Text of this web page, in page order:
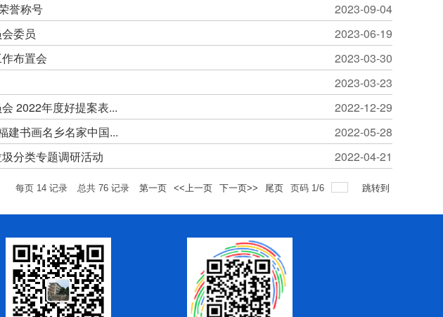
誉称号
2023-09-04
委员
2023-06-19
布置会
2023-03-30
2023-03-23
2022年度好提案表...
2022-12-29
建书画名乡名家中国...
2022-05-28
分类专题调研活动
2022-04-21
每页 14 记录 总共 76 记录 第一页 <<上一页 下一页>> 尾页 页码 1/6 跳转到